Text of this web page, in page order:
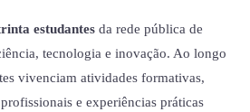
estudantes da rede pública de
tecnologia e inovação. Ao longo
vivenciam atividades formativas,
e experiências práticas